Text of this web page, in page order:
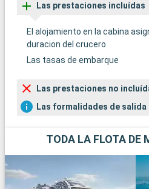
Las prestaciones incluídas
El alojamiento en la cabina
duracion del crucero
Las tasas de embarque
Las prestaciones no
Las formalidades de salida
TODA LA FLOTA DE